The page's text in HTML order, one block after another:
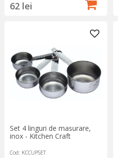
62 lei
Set 4 linguri de masurare,
inox - Kitchen Craft
Cod: KCCUPSET